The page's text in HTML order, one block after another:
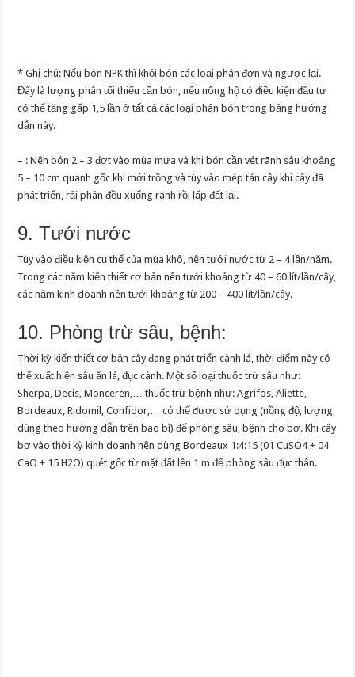
* Ghi chú: Nếu bón NPK thì khỏi bón các loại phân đơn và ngược lại.
Đây là lượng phân tối thiểu cần bón, nếu nông hộ có điều kiện đầu tư
có thể tăng gấp 1,5 lần ở tất cả các loại phân bón trong bảng hướng
dẫn này.
– : Nên bón 2 – 3 đợt vào mùa mưa và khi bón cần vét rãnh sâu khoảng
5 – 10 cm quanh gốc khi mới trồng và tùy vào mép tán cây khi cây đã
phát triển, rải phân đều xuống rãnh rồi lấp đất lại.
9. Tưới nước
Tùy vào điều kiện cụ thể của mùa khô, nên tưới nước từ 2 – 4 lần/năm.
Trong các năm kiến thiết cơ bản nên tưới khoảng từ 40 – 60 lít/lần/cây,
các năm kinh doanh nên tưới khoảng từ 200 – 400 lít/lần/cây.
10. Phòng trừ sâu, bệnh:
Thời kỳ kiến thiết cơ bản cây đang phát triển cành lá, thời điểm này có
thể xuất hiện sâu ăn lá, đục cành. Một số loại thuốc trừ sâu như:
Sherpa, Decis, Monceren,… thuốc trừ bệnh như: Agrifos, Aliette,
Bordeaux, Ridomil, Confidor,… có thể được sử dụng (nồng độ, lượng
dùng theo hướng dẫn trên bao bì) để phòng sâu, bệnh cho bơ. Khi cây
bơ vào thời kỳ kinh doanh nên dùng Bordeaux 1:4:15 (01 CuSO4 + 04
CaO + 15 H2O) quét gốc từ mặt đất lên 1 m để phòng sâu đục thân.